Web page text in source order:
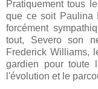
Pratiquement tous
que ce soit Paulina
forcément
tout, Severo son
Frederick Williams,
gardien pour toute
l'évolution et le